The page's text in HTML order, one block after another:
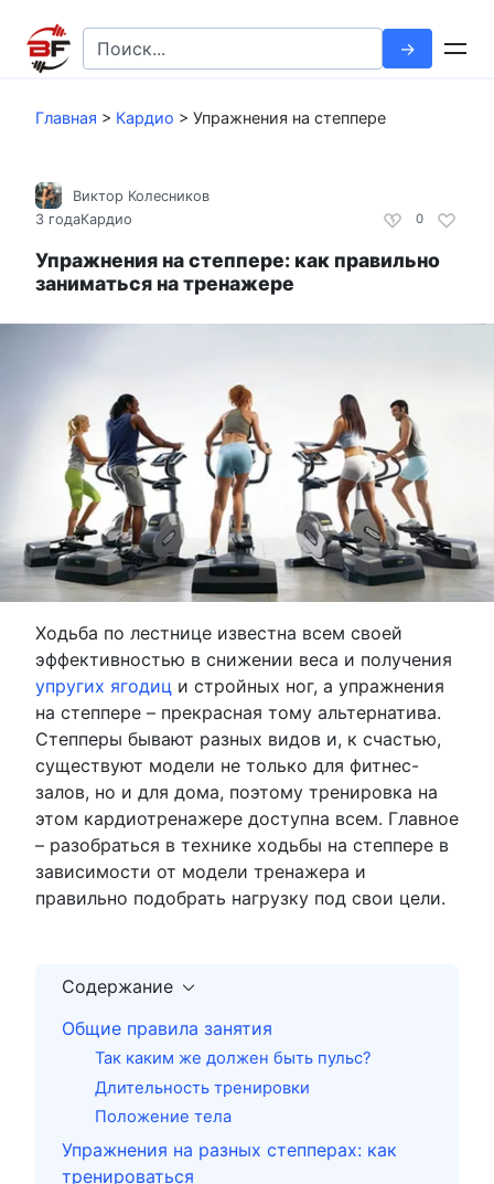
контенту
Search
for:
Главная > Кардио > Упражнения на степпере
0
Виктор Колесников
3 годаКардио
Упражнения на степпере: как правильно
заниматься на тренажере
Ходьба по лестнице известна всем своей
эффективностью в снижении веса и получения
упругих ягодиц и стройных ног, а упражнения
на степпере – прекрасная тому альтернатива.
Степперы бывают разных видов и, к счастью,
существуют модели не только для фитнес-
залов, но и для дома, поэтому тренировка на
этом кардиотренажере доступна всем. Главное
– разобраться в технике ходьбы на степпере в
зависимости от модели тренажера и
правильно подобрать нагрузку под свои цели.
Содержание
Общие правила занятия
Так каким же должен быть пульс?
Длительность тренировки
Положение тела
Упражнения на разных степперах: как
тренироваться